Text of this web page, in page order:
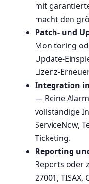
mit
macht den
Patch- und
Monitoring
Update-
Lizenz-
Integration
— Reine
vollständige
ServiceNow,
Ticketing.
Reporting
Reports oder
27001,